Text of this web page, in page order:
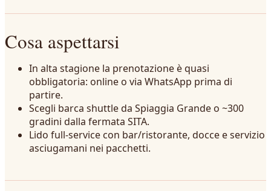
Cosa aspettarsi
In alta stagione la prenotazione è quasi
obbligatoria: online o via WhatsApp prima di
partire.
Scegli barca shuttle da Spiaggia Grande o ~300
gradini dalla fermata SITA.
Lido full‑service con bar/ristorante, docce e servizio
asciugamani nei pacchetti.